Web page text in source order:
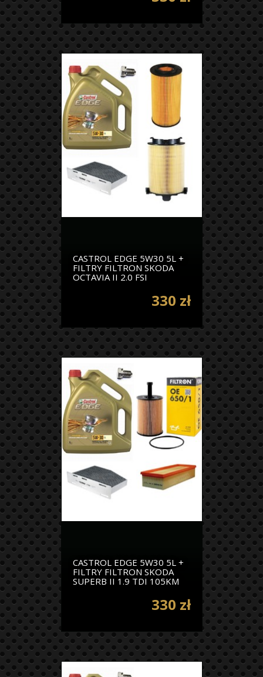
CASTROL EDGE 5W30 5L +
FILTRY FILTRON SKODA
OCTAVIA II 2.0 FSI
330 zł
CASTROL EDGE 5W30 5L +
FILTRY FILTRON SKODA
SUPERB II 1.9 TDI 105KM
330 zł